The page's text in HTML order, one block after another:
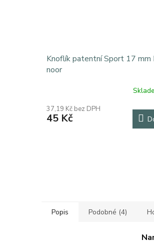
Knoflík patentní Sport 17 mm
noor
produktu
je
37,19 Kč bez DPH
45 Kč
Popis Podobné (4)